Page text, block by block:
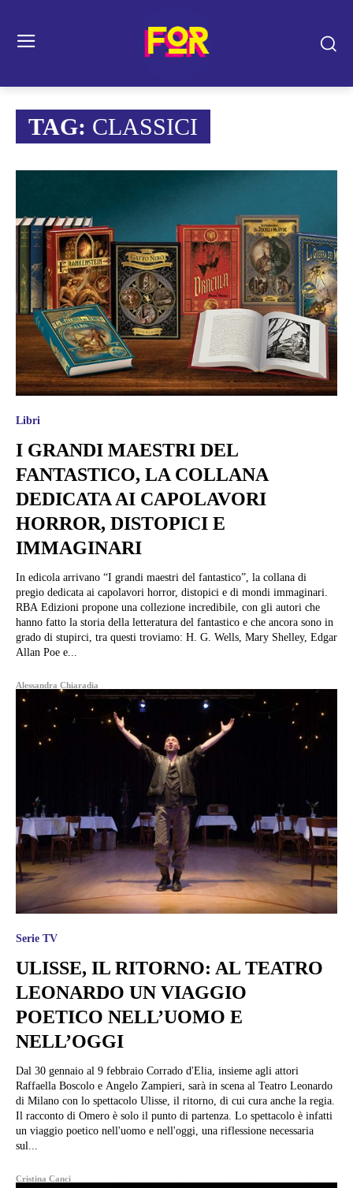
TAG: CLASSICI
Libri
I GRANDI MAESTRI DEL
FANTASTICO, LA COLLANA
DEDICATA AI CAPOLAVORI
HORROR, DISTOPICI E
IMMAGINARI
In edicola arrivano “I grandi maestri del fantastico”, la collana di
pregio dedicata ai capolavori horror, distopici e di mondi immaginari.
RBA Edizioni propone una collezione incredibile, con gli autori che
hanno fatto la storia della letteratura del fantastico e che ancora sono in
grado di stupirci, tra questi troviamo: H. G. Wells, Mary Shelley, Edgar
Allan Poe e...
Alessandra Chiaradia
Serie TV
ULISSE, IL RITORNO: AL TEATRO
LEONARDO UN VIAGGIO
POETICO NELL’UOMO E
NELL’OGGI
Dal 30 gennaio al 9 febbraio Corrado d'Elia, insieme agli attori
Raffaella Boscolo e Angelo Zampieri, sarà in scena al Teatro Leonardo
di Milano con lo spettacolo Ulisse, il ritorno, di cui cura anche la regia.
Il racconto di Omero è solo il punto di partenza. Lo spettacolo è infatti
un viaggio poetico nell'uomo e nell'oggi, una riflessione necessaria
sul...
Cristina Canci